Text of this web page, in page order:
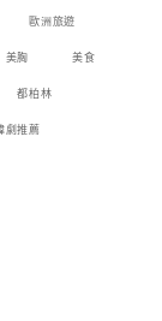
歐洲旅遊
美胸 美食
都柏林
劇推薦